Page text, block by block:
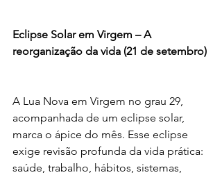
Eclipse Solar em Virgem – A
reorganização da vida (21 de setembro)
A Lua Nova em Virgem no grau 29,
acompanhada de um eclipse solar,
marca o ápice do mês. Esse eclipse
exige revisão profunda da vida prática:
saúde, trabalho, hábitos, sistemas,